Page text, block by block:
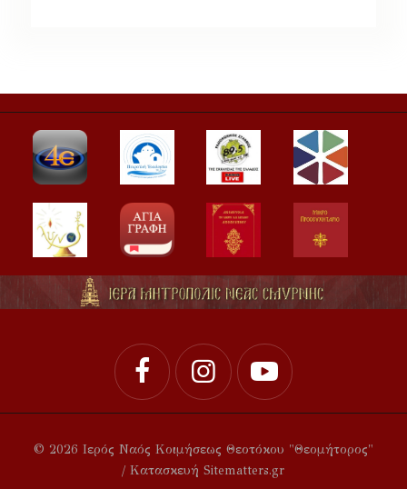
© 2026 Ιερός Ναός Κοιμήσεως Θεοτόκου "Θεομήτορος"
/ Κατασκευή Sitematters.gr